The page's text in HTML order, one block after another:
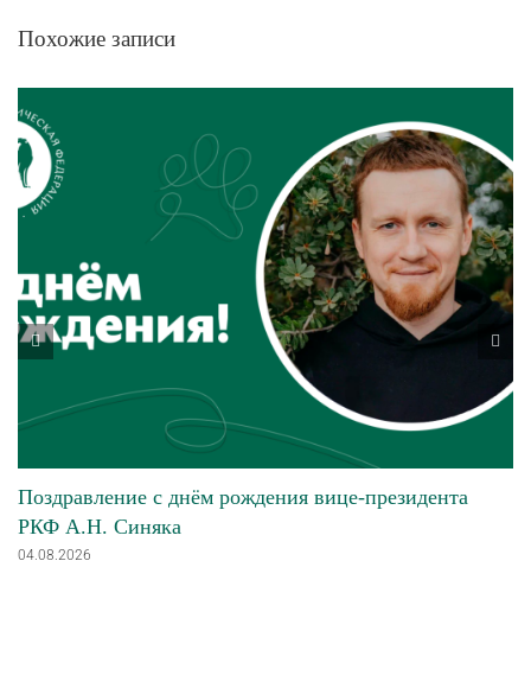
Похожие записи
Поздравление с днём рождения вице-президента
РКФ А.Н. Синяка
04.08.2026